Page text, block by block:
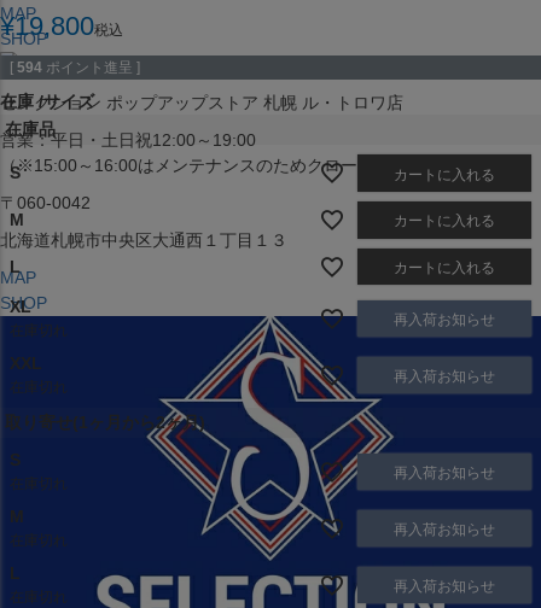
MAP
SHOP
セレクション ポップアップストア 札幌 ル・トロワ店
営業：平日・土日祝12:00～19:00
（※15:00～16:00はメンテナンスのためクローズ）
〒060-0042
北海道札幌市中央区大通西１丁目１３
MAP
SHOP
¥19,800税込
[ 594 ポイント進呈 ]
在庫 サイズ
在庫品
S カートに入れる
M カートに入れる
L カートに入れる
XL
在庫切れ
再入荷お知らせ
XXL
在庫切れ
再入荷お知らせ
取り寄せ(1ヶ月から2ヶ月)
S
在庫切れ
再入荷お知らせ
M
在庫切れ
再入荷お知らせ
L
在庫切れ
再入荷お知らせ